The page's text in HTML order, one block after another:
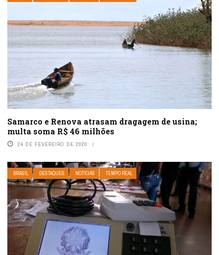
Samarco e Renova atrasam dragagem de usina;
multa soma R$ 46 milhões
24 DE FEVEREIRO DE 2020
BRASIL DESTAQUES NOTÍCIAS TEMPO REAL